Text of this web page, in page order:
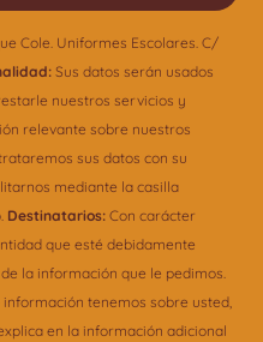
Cole. Uniformes Escolares. C/
Sus datos serán usados
nuestros servicios y
relevante sobre nuestros
sus datos con su
mediante la casilla
Destinatarios: Con carácter
que esté debidamente
la información que le pedimos.
tenemos sobre usted,
en la información adicional